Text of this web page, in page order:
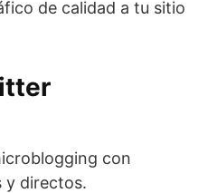
de calidad a tu sitio
con
y directos.